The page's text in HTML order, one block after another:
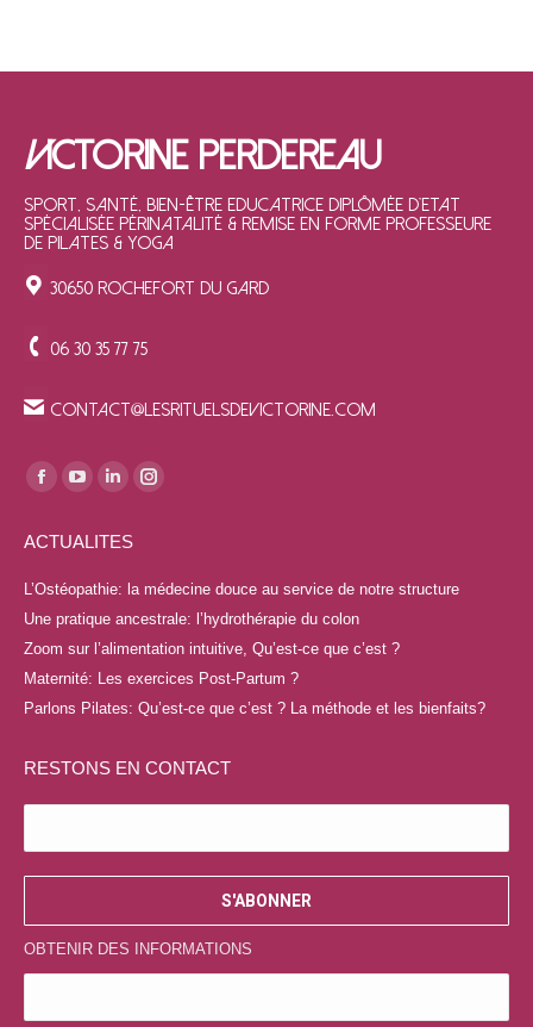
VICTORINE PERDEREAU
Sport, Santé, Bien-être Educatrice diplômée d'Etat
Spécialisée Périnatalité & Remise en forme Professeure
de Pilates & Yoga
30650 ROCHEFORT DU GARD
06 30 35 77 75
contact@lesrituelsdevictorine.com
Trouvez nous sur :
La
Facebook
s'ouvre
dans
une
nouvelle
fenêtre
La
YouTube
s'ouvre
dans
une
nouvelle
fenêtre
La
LinkedIn
s'ouvre
dans
une
nouvelle
fenêtre
La
s'ouvre
dans
une
nouvelle
fenêtre
ACTUALITES
L’Ostéopathie: la médecine douce au service de notre structure
Une pratique ancestrale: l’hydrothérapie du colon
Zoom sur l’alimentation intuitive, Qu’est-ce que c’est ?
Maternité: Les exercices Post-Partum ?
Parlons Pilates: Qu’est-ce que c’est ? La méthode et les bienfaits?
RESTONS EN CONTACT
OBTENIR DES INFORMATIONS